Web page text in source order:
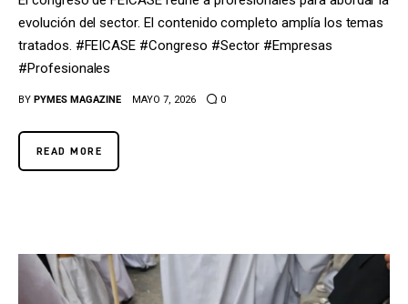
evolución del sector. El contenido completo amplía los temas
tratados. #FEICASE #Congreso #Sector #Empresas
#Profesionales
BY PYMES MAGAZINE MAYO 7, 2026 0
READ MORE